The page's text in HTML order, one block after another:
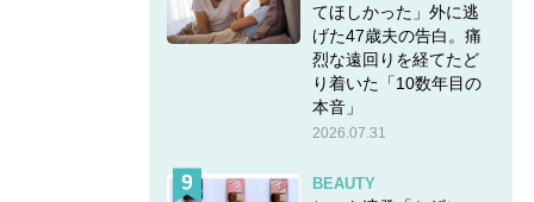
てほしかった」外に逃
げた47歳夫の告白。痛
烈な遠回りを経てたど
り着いた「10数年目の
本音」
2026.07.31
BEAUTY